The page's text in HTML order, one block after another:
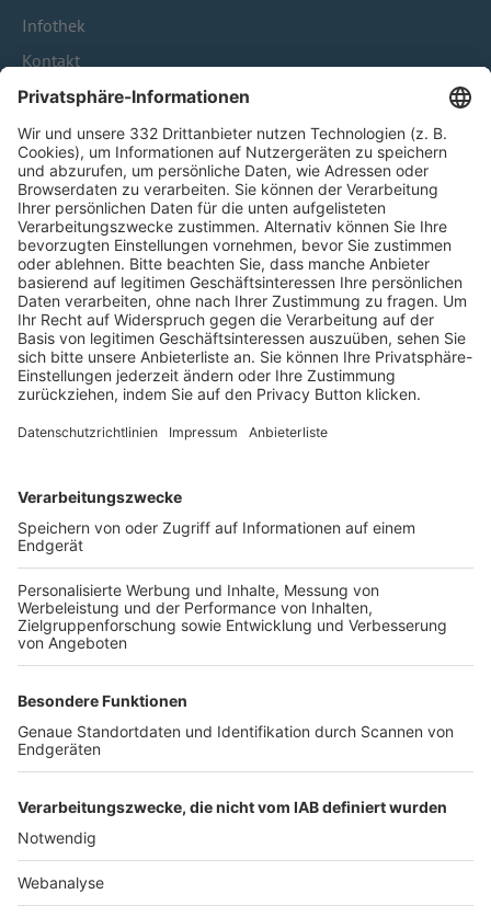
Infothek
Kontakt
HÄUFIG BESUCHTE SEITEN
Pässe und Vereinswechsel
Trainerausbildung
Schulungsangebot Vereinsmitarbeiter
BFV-Geschäftsstellen
Trainerbörse
Login SpielPlus
FOLGE DEM BFV
TOP-VEREINE
TOP-PARTNER
Nutzungsbedingungen Datenschutz Impressum